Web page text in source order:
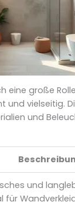
eine große
und vielseitig.
und
und
für